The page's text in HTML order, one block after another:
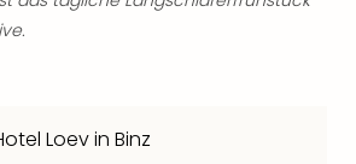
Loev in Binz